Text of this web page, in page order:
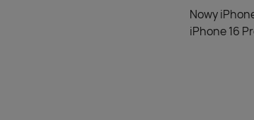
Nowy
iPhone 16